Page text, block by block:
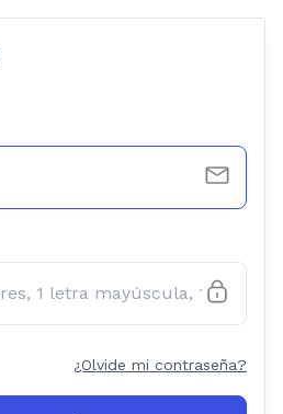
¿Olvide mi contraseña?